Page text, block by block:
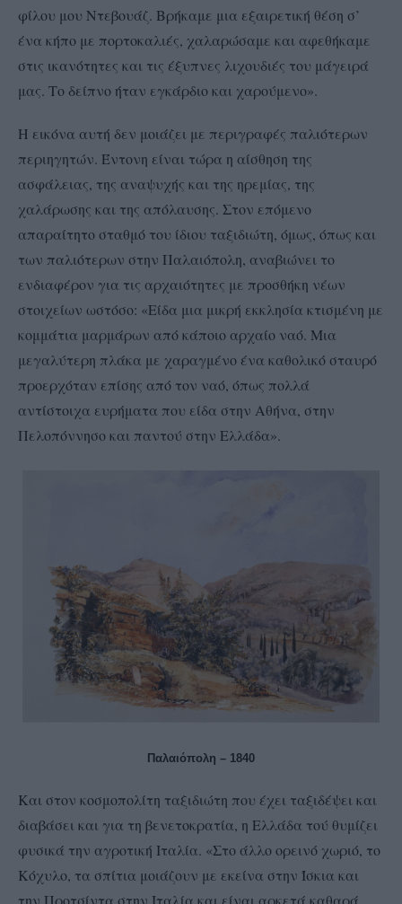
φίλου μου Ντεβουάζ. Βρήκαμε μια εξαιρετική θέση σ’
ένα κήπο με πορτοκαλιές, χαλαρώσαμε και αφεθήκαμε
στις ικανότητες και τις έξυπνες λιχουδιές του μάγειρά
μας. Το δείπνο ήταν εγκάρδιο και χαρούμενο».
Η εικόνα αυτή δεν μοιάζει με περιγραφές παλιότερων
περιηγητών. Έντονη είναι τώρα η αίσθηση της
ασφάλειας, της αναψυχής και της ηρεμίας, της
χαλάρωσης και της απόλαυσης. Στον επόμενο
απαραίτητο σταθμό του ίδιου ταξιδιώτη, όμως, όπως και
των παλιότερων στην Παλαιόπολη, αναβιώνει το
ενδιαφέρον για τις αρχαιότητες με προσθήκη νέων
στοιχείων ωστόσο: «Είδα μια μικρή εκκλησία κτισμένη με
κομμάτια μαρμάρων από κάποιο αρχαίο ναό. Μια
μεγαλύτερη πλάκα με χαραγμένο ένα καθολικό σταυρό
προερχόταν επίσης από τον ναό, όπως πολλά
αντίστοιχα ευρήματα που είδα στην Αθήνα, στην
Πελοπόννησο και παντού στην Ελλάδα».
Παλαιόπολη – 1840
Και στον κοσμοπολίτη ταξιδιώτη που έχει ταξιδέψει και
διαβάσει και για τη βενετοκρατία, η Ελλάδα τού θυμίζει
φυσικά την αγροτική Ιταλία. «Στο άλλο ορεινό χωριό, το
Κόχυλο, τα σπίτια μοιάζουν με εκείνα στην Ίσκια και
την Προτσίντα στην Ιταλία και είναι αρκετά καθαρά,